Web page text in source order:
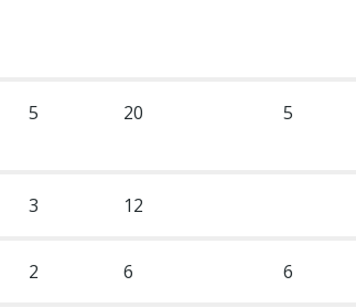
5 20 5
3 12
2 6 6